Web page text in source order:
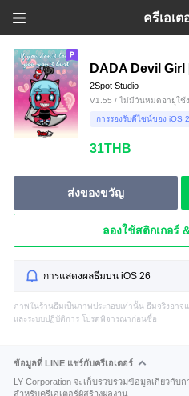
ครีเอเ
DADA Devil
2Spot Studio
V1.55 / ไม่มีวันหมดอายุใช้
การรองรับดีไซน์ของ iOS
31THB
ส่งของขวัญ
ลองใช้สติกเกอร์
การแสดงผลธีมบน iOS 26
ภาพในร้านธีมเป็นภาพประกอบเท่านั้น ธีมจริงอาจ
และระบบปฏิบัติการ โปรดพิจารณาก่อนซื้อ
ข้อมูลที่ LINE แชร์กับครีเอเตอร์
LY Corporation จะเก็บรวบรวมข้อมูลเกี่ยวกับ
สำหรับครีเอเตอร์ผู้สร้างผลงาน